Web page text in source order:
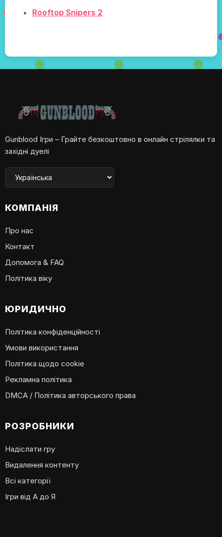
Rooftop Snipers 2
Gunblood Ігри – Грайте безкоштовно в онлайн стрілялки та
західні дуелі
КОМПАНІЯ
Про нас
Контакт
Допомога & FAQ
Політика віку
ЮРИДИЧНО
Політика конфіденційності
Умови використання
Політика щодо cookie
Рекламна політика
DMCA / Політика авторського права
РОЗРОБНИКИ
Надіслати гру
Видалення контенту
Всі категорії
Ігри від А до Я